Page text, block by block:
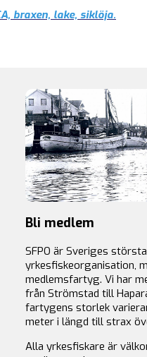
braxen, lake, siklöja.
Bli medlem
SFPO är Sveriges största
yrkesfiskeorganisation,
medlemsfartyg. Vi har
från Strömstad till
fartygens storlek
meter i längd till strax
Alla yrkesfiskare är